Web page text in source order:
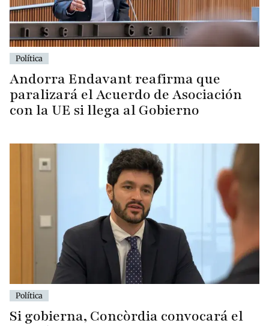
Política
Andorra Endavant reafirma que
paralizará el Acuerdo de Asociación
con la UE si llega al Gobierno
Política
Si gobierna, Concòrdia convocará el